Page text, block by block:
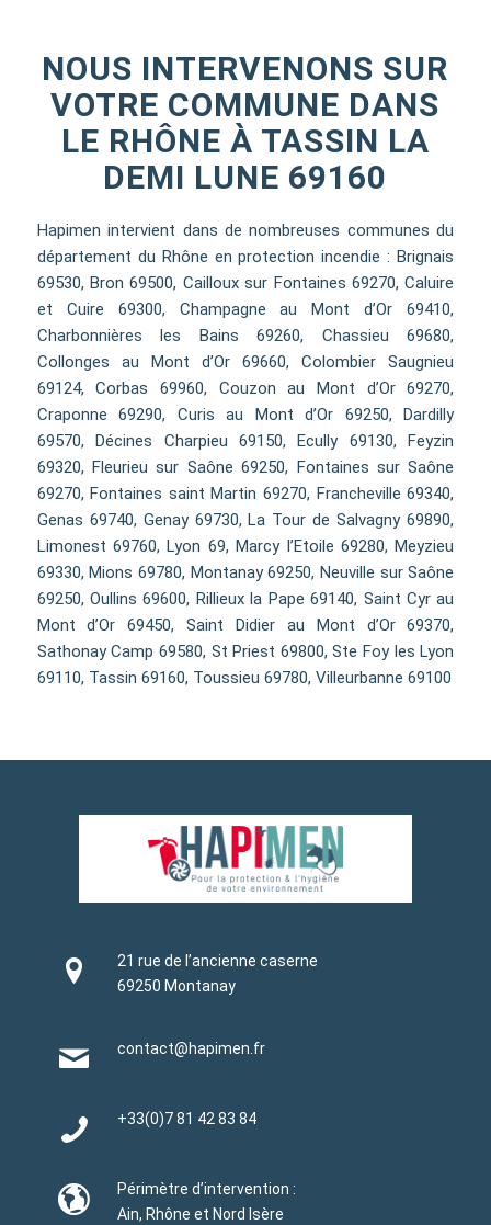
NOUS INTERVENONS SUR
VOTRE COMMUNE DANS
LE RHÔNE À TASSIN LA
DEMI LUNE 69160
Hapimen intervient dans de nombreuses communes du
département du Rhône en protection incendie : Brignais
69530, Bron 69500, Cailloux sur Fontaines 69270, Caluire
et Cuire 69300, Champagne au Mont d’Or 69410,
Charbonnières les Bains 69260, Chassieu 69680,
Collonges au Mont d’Or 69660, Colombier Saugnieu
69124, Corbas 69960, Couzon au Mont d’Or 69270,
Craponne 69290, Curis au Mont d’Or 69250, Dardilly
69570, Décines Charpieu 69150, Ecully 69130, Feyzin
69320, Fleurieu sur Saône 69250, Fontaines sur Saône
69270, Fontaines saint Martin 69270, Francheville 69340,
Genas 69740, Genay 69730, La Tour de Salvagny 69890,
Limonest 69760, Lyon 69, Marcy l’Etoile 69280, Meyzieu
69330, Mions 69780, Montanay 69250, Neuville sur Saône
69250, Oullins 69600, Rillieux la Pape 69140, Saint Cyr au
Mont d’Or 69450, Saint Didier au Mont d’Or 69370,
Sathonay Camp 69580, St Priest 69800, Ste Foy les Lyon
69110, Tassin 69160, Toussieu 69780, Villeurbanne 69100
21 rue de l’ancienne caserne
69250 Montanay
contact@hapimen.fr
+33(0)7 81 42 83 84
Périmètre d’intervention :
Ain, Rhône et Nord Isère